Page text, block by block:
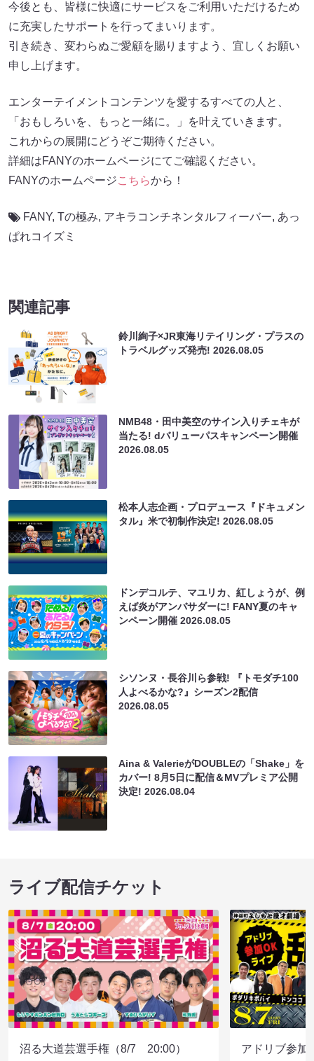
今後とも、皆様に快適にサービスをご利用いただけるため
に充実したサポートを行ってまいります。
引き続き、変わらぬご愛顧を賜りますよう、宜しくお願い
申し上げます。
エンターテイメントコンテンツを愛するすべての人と、
「おもしろいを、もっと一緒に。」を叶えていきます。
これからの展開にどうぞご期待ください。
詳細はFANYのホームページにてご確認ください。
FANYのホームページこちらから！
FANY, Tの極み, アキラコンチネンタルフィーバー, あっ
ぱれコイズミ
関連記事
鈴川絢子×JR東海リテイリング・プラスの
トラベルグッズ発売!2026.08.05
NMB48・田中美空のサイン入りチェキが
当たる! dバリューパスキャンペーン開催
2026.08.05
松本人志企画・プロデュース『ドキュメン
タル』米で初制作決定!2026.08.05
ドンデコルテ、マユリカ、紅しょうが、例
えば炎がアンバサダーに! FANY夏のキャ
ンペーン開催2026.08.05
シソンヌ・長谷川ら参戦! 『トモダチ100
人よべるかな?』シーズン2配信
2026.08.05
Aina & ValerieがDOUBLEの「Shake」を
カバー! 8月5日に配信＆MVプレミア公開
決定!2026.08.04
ライブ配信チケット
沼る大道芸選手権（8/7 20:00）
アドリブ参加